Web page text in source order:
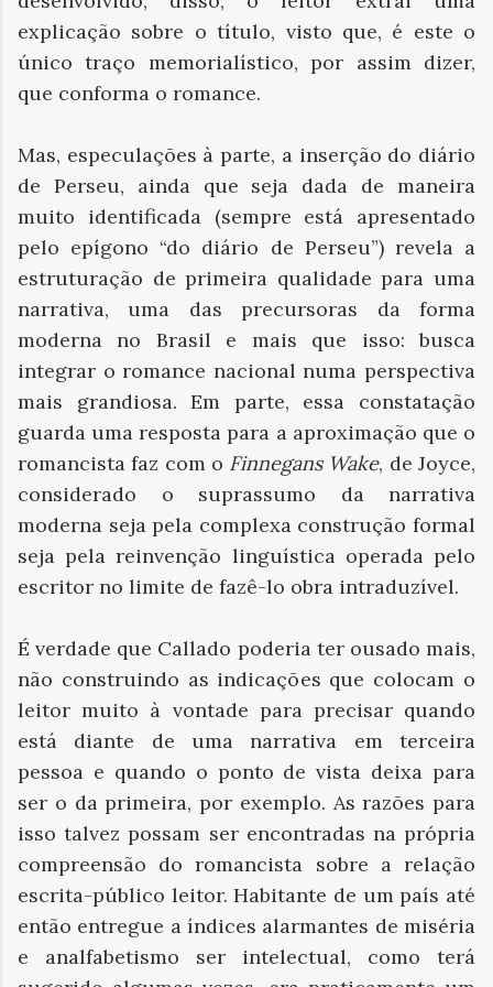
explicação sobre o título, visto que, é este o
único traço memorialístico, por assim dizer,
que conforma o romance.
Mas, especulações à parte, a inserção do diário
de Perseu, ainda que seja dada de maneira
muito identificada (sempre está apresentado
pelo epígono “do diário de Perseu”) revela a
estruturação de primeira qualidade para uma
narrativa, uma das precursoras da forma
moderna no Brasil e mais que isso: busca
integrar o romance nacional numa perspectiva
mais grandiosa. Em parte, essa constatação
guarda uma resposta para a aproximação que o
romancista faz com o Finnegans Wake, de Joyce,
considerado o suprassumo da narrativa
moderna seja pela complexa construção formal
seja pela reinvenção linguística operada pelo
escritor no limite de fazê-lo obra intraduzível.
É verdade que Callado poderia ter ousado mais,
não construindo as indicações que colocam o
leitor muito à vontade para precisar quando
está diante de uma narrativa em terceira
pessoa e quando o ponto de vista deixa para
ser o da primeira, por exemplo. As razões para
isso talvez possam ser encontradas na própria
compreensão do romancista sobre a relação
escrita-público leitor. Habitante de um país até
então entregue a índices alarmantes de miséria
e analfabetismo ser intelectual, como terá